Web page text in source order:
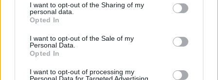
I want to opt-out of the Sharing of my
personal data.
Opted In
I want to opt-out of the Sale of my
Personal Data.
Opted In
I want to opt-out of processing my
Shtuarmë11.02.2025 20:33
Tags:
rama